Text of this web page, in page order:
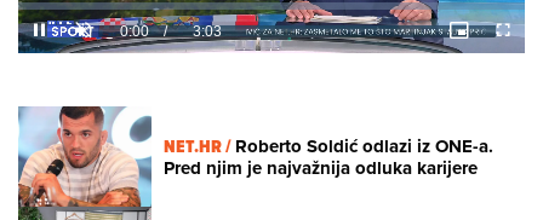
Unmute /
Loaded:
7.87%
NET.HR /Roberto Soldić odlazi iz ONE-a.
Pred njim je najvažnija odluka karijere